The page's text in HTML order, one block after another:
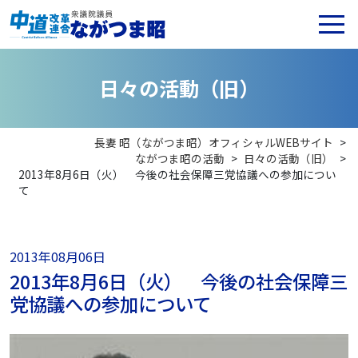
日々の活動 （旧）
長妻 昭（ながつま昭）オフィシャルWEBサイト >
ながつま昭の活動 > 日々の活動（旧）
>
2013年8月6日（火） 今後の社会保障三党協議への参加につい
て
2013年08月06日
2013年8月6日（火） 今後の社会保障三
党協議への参加について